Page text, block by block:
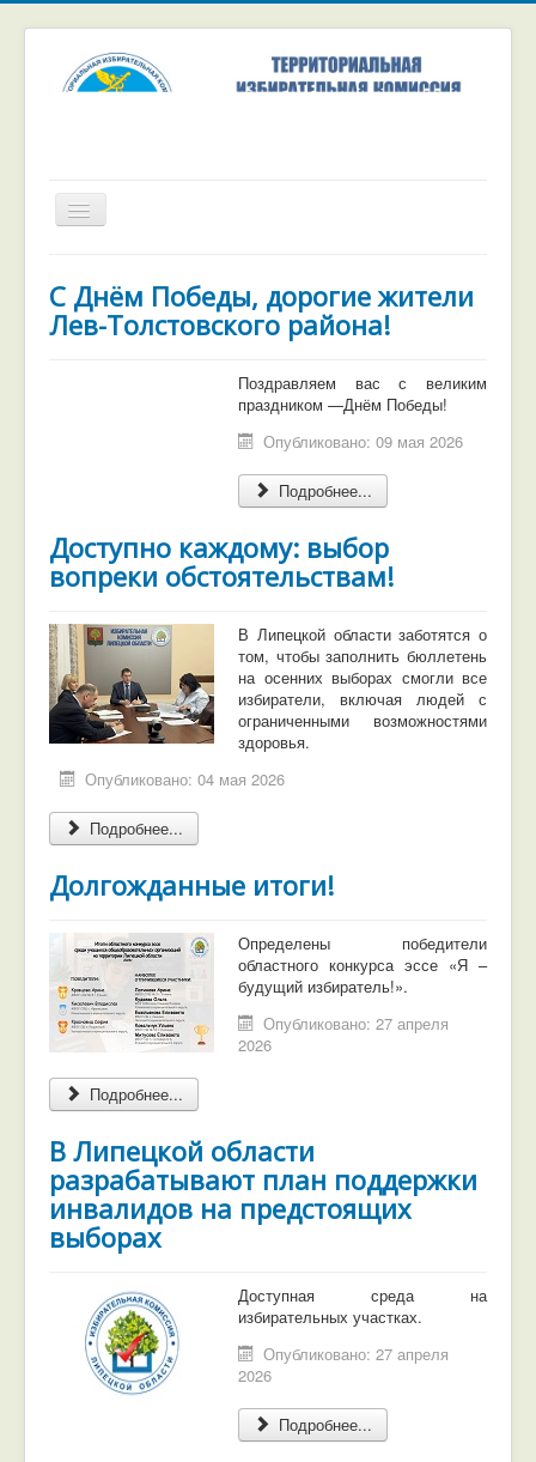
Включить/
Избирательные комиссии
Численность избирателей
С Днём Победы, дорогие жители
Лев-Толстовского района!
Поздравляем вас с великим
праздником —Днём Победы!
Опубликовано: 09 мая 2026
Подробнее...
Доступно каждому: выбор
вопреки обстоятельствам!
В Липецкой области заботятся о
том, чтобы заполнить бюллетень
на осенних выборах смогли все
избиратели, включая людей с
ограниченными возможностями
здоровья.
Опубликовано: 04 мая 2026
Подробнее...
Долгожданные итоги!
Определены победители
областного конкурса эссе «Я –
будущий избиратель!».
Опубликовано: 27 апреля
2026
Подробнее...
В Липецкой области
разрабатывают план поддержки
инвалидов на предстоящих
выборах
Доступная среда на
избирательных участках.
Опубликовано: 27 апреля
2026
Подробнее...